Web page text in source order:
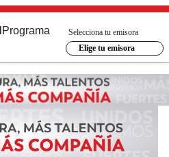
Programa
Selecciona tu emisora
Elige tu emisora